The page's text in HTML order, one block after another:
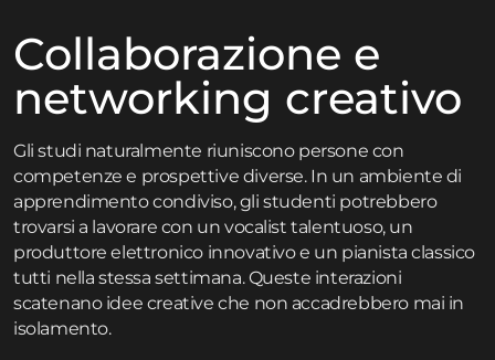
Collaborazione e
networking creativo
Gli studi naturalmente riuniscono persone con
competenze e prospettive diverse. In un ambiente di
apprendimento condiviso, gli studenti potrebbero
trovarsi a lavorare con un vocalist talentuoso, un
produttore elettronico innovativo e un pianista classico
tutti nella stessa settimana. Queste interazioni
scatenano idee creative che non accadrebbero mai in
isolamento.